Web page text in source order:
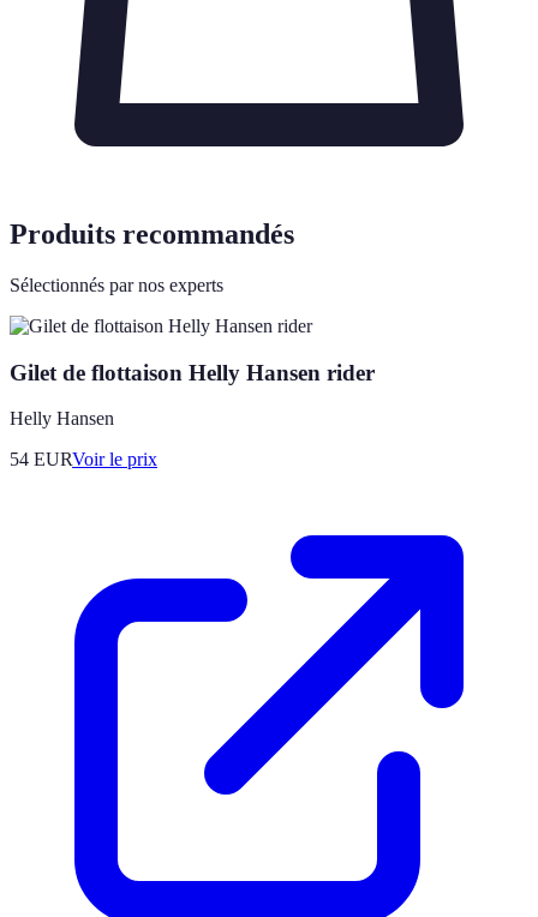
Produits recommandés
Sélectionnés par nos experts
Gilet de flottaison Helly Hansen rider
Helly Hansen
54 EURVoir le prix